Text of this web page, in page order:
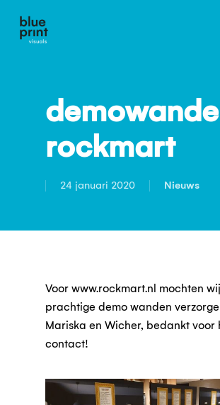
rockmart
24 januari 2020 Nieuws
Voor www.rockmart.nl mochten
prachtige demo wanden
Mariska en Wicher, bedankt voor
contact!